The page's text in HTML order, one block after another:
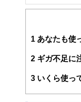
案か
ー、
1 あなたも使
2 ギガ不足に
3 いくら使っ